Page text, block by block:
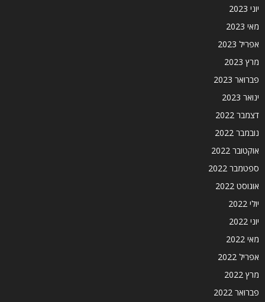
יוני 2023
מאי 2023
אפריל 2023
מרץ 2023
פברואר 2023
ינואר 2023
דצמבר 2022
נובמבר 2022
אוקטובר 2022
ספטמבר 2022
אוגוסט 2022
יולי 2022
יוני 2022
מאי 2022
אפריל 2022
מרץ 2022
פברואר 2022